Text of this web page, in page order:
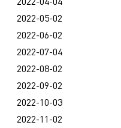
2022-05-02
2022-06-02
2022-07-04
2022-08-02
2022-09-02
2022-10-03
2022-11-02